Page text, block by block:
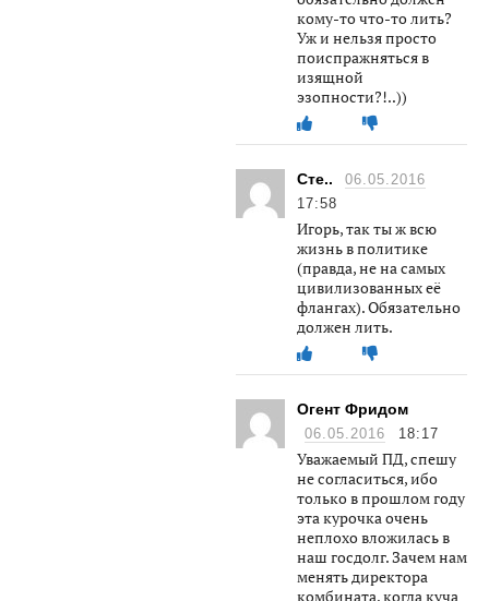
кому-то что-то лить?
Уж и нельзя просто
поиспражняться в
изящной
эзопности?!..))
Cтe..
06.05.2016
17:58
Игорь, так ты ж всю
жизнь в политике
(правда, не на самых
цивилизованных её
флангах). Обязательно
должен лить.
Огент Фридом
06.05.2016 18:17
Уважаемый ПД, спешу
не согласиться, ибо
только в прошлом году
эта курочка очень
неплохо вложилась в
наш госдолг. Зачем нам
менять директора
комбината, когда куча